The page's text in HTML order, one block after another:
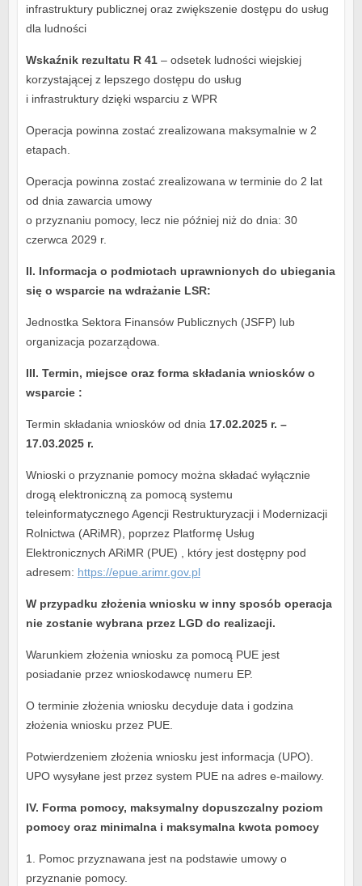
infrastruktury publicznej oraz zwiększenie dostępu do usług
dla ludności
Wskaźnik rezultatu R 41 – odsetek ludności wiejskiej
korzystającej z lepszego dostępu do usług
i infrastruktury dzięki wsparciu z WPR
Operacja powinna zostać zrealizowana maksymalnie w 2
etapach.
Operacja powinna zostać zrealizowana w terminie do 2 lat
od dnia zawarcia umowy
o przyznaniu pomocy, lecz nie później niż do dnia: 30
czerwca 2029 r.
II. Informacja o podmiotach uprawnionych do ubiegania
się o wsparcie na wdrażanie LSR:
Jednostka Sektora Finansów Publicznych (JSFP) lub
organizacja pozarządowa.
III. Termin, miejsce oraz forma składania wniosków o
wsparcie :
Termin składania wniosków od dnia 17.02.2025 r. –
17.03.2025 r.
Wnioski o przyznanie pomocy można składać wyłącznie
drogą elektroniczną za pomocą systemu
teleinformatycznego Agencji Restrukturyzacji i Modernizacji
Rolnictwa (ARiMR), poprzez Platformę Usług
Elektronicznych ARiMR (PUE) , który jest dostępny pod
adresem: https://epue.arimr.gov.pl
W przypadku złożenia wniosku w inny sposób operacja
nie zostanie wybrana przez LGD do realizacji.
Warunkiem złożenia wniosku za pomocą PUE jest
posiadanie przez wnioskodawcę numeru EP.
O terminie złożenia wniosku decyduje data i godzina
złożenia wniosku przez PUE.
Potwierdzeniem złożenia wniosku jest informacja (UPO).
UPO wysyłane jest przez system PUE na adres e-mailowy.
IV. Forma pomocy, maksymalny dopuszczalny poziom
pomocy oraz minimalna i maksymalna kwota pomocy
1. Pomoc przyznawana jest na podstawie umowy o
przyznanie pomocy.